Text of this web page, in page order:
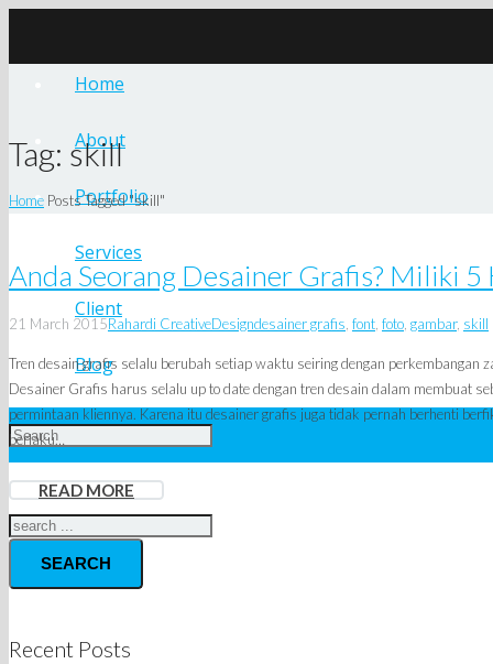
Home
About
Portfolio
Services
Client
Blog
Tag: skill
Home Posts Tagged "skill"
Anda Seorang Desainer Grafis? Miliki
21 March 2015Rahardi CreativeDesigndesainer grafis, font, foto, gambar, skill
Tren desain grafis selalu berubah setiap waktu seiring dengan perkembangan
Desainer Grafis harus selalu up to date dengan tren desain dalam membuat
permintaan kliennya. Karena itu desainer grafis juga tidak pernah berhenti
berlaku…
READ MORE
SEARCH
Recent Posts